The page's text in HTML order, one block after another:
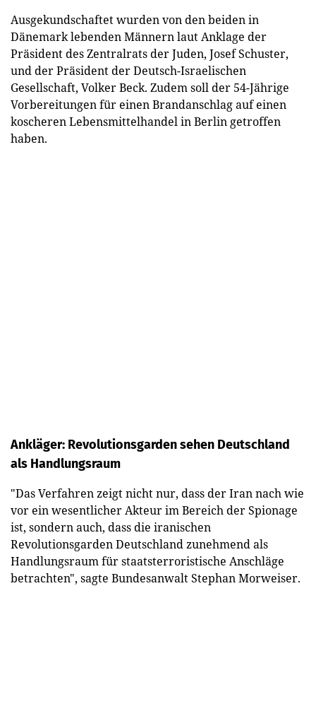
Ausgekundschaftet wurden von den beiden in
Dänemark lebenden Männern laut Anklage der
Präsident des Zentralrats der Juden, Josef Schuster,
und der Präsident der Deutsch-Israelischen
Gesellschaft, Volker Beck. Zudem soll der 54-Jährige
Vorbereitungen für einen Brandanschlag auf einen
koscheren Lebensmittelhandel in Berlin getroffen
haben.
Ankläger: Revolutionsgarden sehen Deutschland
als Handlungsraum
"Das Verfahren zeigt nicht nur, dass der Iran nach wie
vor ein wesentlicher Akteur im Bereich der Spionage
ist, sondern auch, dass die iranischen
Revolutionsgarden Deutschland zunehmend als
Handlungsraum für staatsterroristische Anschläge
betrachten", sagte Bundesanwalt Stephan Morweiser.